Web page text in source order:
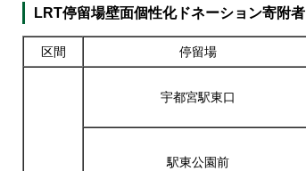
LRT停留場壁面個性化ドネーション寄附者
区間 停留場
宇都宮駅東口
駅東公園前